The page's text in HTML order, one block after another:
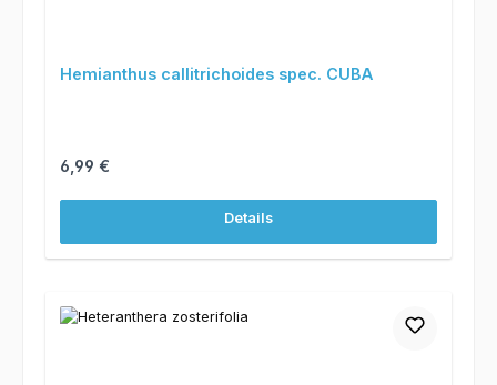
Hemianthus callitrichoides spec. CUBA
Regulärer Preis:
6,99 €
Details